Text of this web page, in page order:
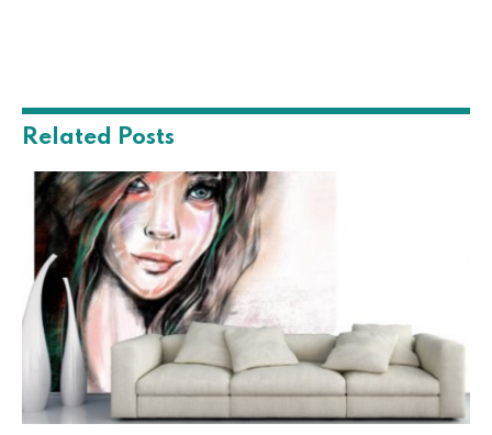
Related Posts